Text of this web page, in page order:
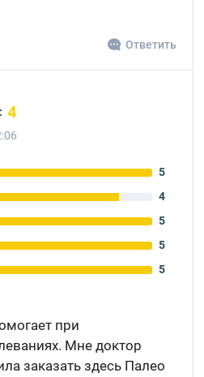
Ответить
4
5
4
5
5
5
при
Мне доктор
заказать здесь Палео